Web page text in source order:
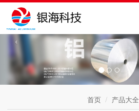
‹
首页 产品大全